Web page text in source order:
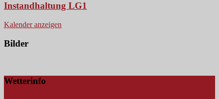
Instandhaltung LG1
Kalender anzeigen
Bilder
Wetterinfo